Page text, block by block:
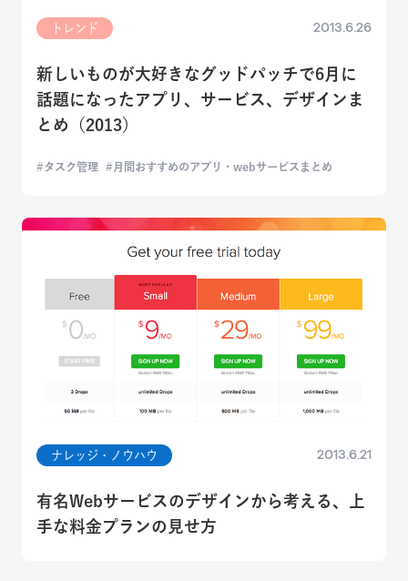
トレンド 2013.6.26
新しいものが大好きなグッドパッチで6月に
話題になったアプリ、サービス、デザインま
とめ（2013）
タスク管理 月間おすすめのアプリ・webサービスまとめ
ナレッジ・ノウハウ 2013.6.21
有名Webサービスのデザインから考える、上
手な料金プランの見せ方